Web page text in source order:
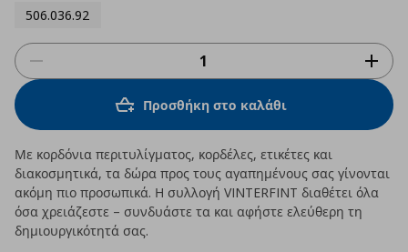
506.036.92
Προσθήκη στο καλάθι
Με κορδόνια περιτυλίγματος, κορδέλες, ετικέτες και
διακοσμητικά, τα δώρα προς τους αγαπημένους σας γίνονται
ακόμη πιο προσωπικά. Η συλλογή VINTERFINT διαθέτει όλα
όσα χρειάζεστε – συνδυάστε τα και αφήστε ελεύθερη τη
δημιουργικότητά σας.